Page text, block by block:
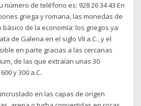
de teléfono es: 928 26 34 43 En
griega y romana, las monedas de
de la economía: los griegos ya
de Galena en el siglo VII a.C., y el
en parte gracias a las cercanas
de las que extraían unas 30
y 300 a.C.
en las capas de origen